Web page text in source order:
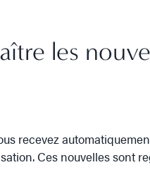
les
recevez
Ces nouvelles sont